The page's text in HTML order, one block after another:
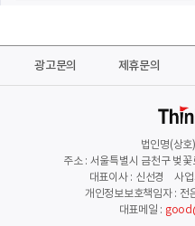
광고문의 제휴문의
법인명(상
주소 : 서울특별시 금천구 벚
대표이사 : 신선경 사
개인정보보호책임자 :
대표메일 :